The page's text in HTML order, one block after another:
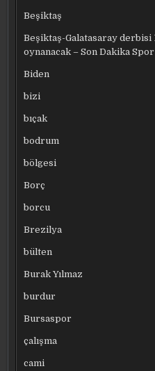
Beşiktaş
Beşiktaş-Galatasaray derbisi
oynanacak – Son Dakika Spor
Biden
bizi
bıçak
bodrum
bölgesi
Borç
borcu
Brezilya
bülten
Burak Yılmaz
burdur
Bursaspor
çalışma
cami